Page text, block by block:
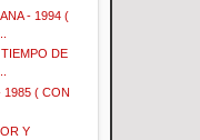
- 1994 (
DE
1985 ( CON
Y